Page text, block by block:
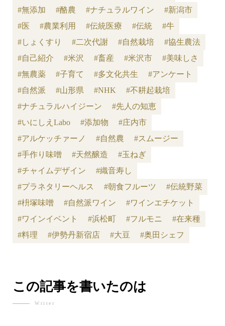
#無添加
#酪農 #ナチュラルワイン
#新潟市
#医
#農業利用 #伝統医療 #伝統
#牛
#しょくすり
#二次代謝 #自然栽培
#協生農法
#自己紹介
#米沢 #畜産 #米沢市
#美味しさ
#無農薬
#子育て #多文化共生
#アンケート
#自然派
#山形県 #NHK
#不耕起栽培
#ナチュラルハイジーン
#先人の知恵
#いにしえLabo
#添加物
#庄内市
#アルケッチァーノ
#自然農
#スムージー
#手作り味噌
#天然醸造
#玉ねぎ
#チャイムデザイン
#織音寿し
#プラネタリーヘルス
#朝食フルーツ
#伝統野菜
#枡塚味噌
#自然派ワイン
#ワインエチケット
#ワインイベント
#浜松町 #フルモニ
#在来種
#料理
#伊勢丹新宿店 #大豆 #奥田シェフ
この記事を書いたのは
Writer